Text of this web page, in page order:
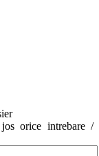
orice intrebare /